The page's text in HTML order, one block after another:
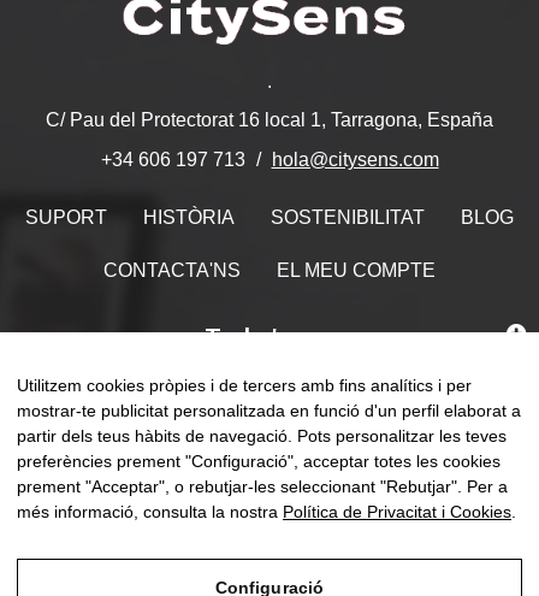
.
C/ Pau del Protectorat 16 local 1, Tarragona, España
+34 606 197 713
hola@citysens.com
SUPORT HISTÒRIA SOSTENIBILITAT BLOG
CONTACTA'NS EL MEU COMPTE
Troba'ns
la
☰
CA 0
Utilitzem cookies pròpies i de tercers amb fins analítics i per
mostrar-te publicitat personalitzada en funció d'un perfil elaborat a
partir dels teus hàbits de navegació. Pots personalitzar les teves
preferències prement "Configuració", acceptar totes les cookies
prement "Acceptar", o rebutjar-les seleccionant "Rebutjar". Per a
més informació, consulta la nostra Política de Privacitat i Cookies
Configuració